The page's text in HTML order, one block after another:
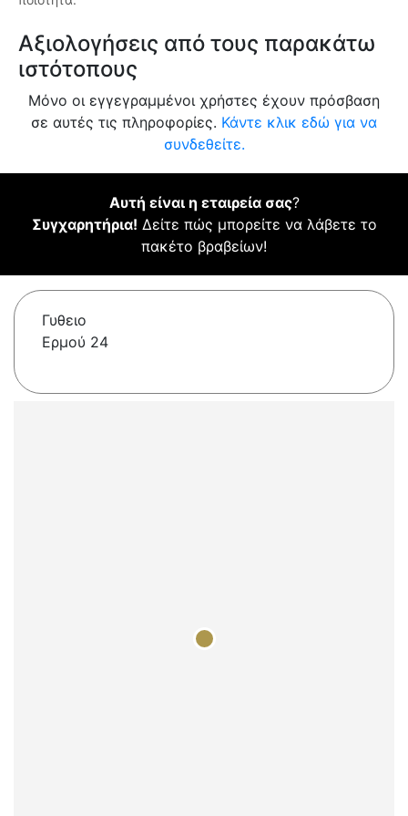
Αξιολογήσεις από τους παρακάτω
ιστότοπους
Μόνο οι εγγεγραμμένοι χρήστες έχουν πρόσβαση
σε αυτές τις πληροφορίες. Κάντε κλικ εδώ για να
συνδεθείτε.
Αυτή είναι η εταιρεία σας?
Συγχαρητήρια! Δείτε πώς μπορείτε να λάβετε το
πακέτο βραβείων!
Γυθειο
Ερμού 24